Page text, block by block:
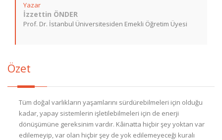
Yazar
İzzettin ÖNDER
Prof. Dr. İstanbul Üniversitesiden Emekli Öğretim Üyesi
Özet
Tüm doğal varlıkların yaşamlarını sürdürebilmeleri için olduğu
kadar, yapay sistemlerin işletilebilmeleri için de enerji
dönüşümüne gereksinim vardır. Kâinatta hiçbir şey yoktan var
edilemeyip, var olan hiçbir şey de yok edilemeyeceği kuralı